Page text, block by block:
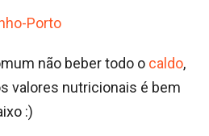
não beber todo o caldo,
valores nutricionais é bem
:)